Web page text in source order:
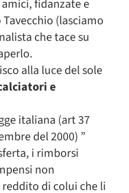
fidanzate e
(lasciamo
che tace su
alla luce del sole
e
italiana (art 37
del 2000) ”
i rimborsi
non
di colui che li